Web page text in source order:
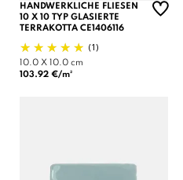
HANDWERKLICHE FLIESEN
10 X 10 TYP GLASIERTE
TERRAKOTTA CE1406116
(1)
10.0 X 10.0 cm
103.92 €/m²